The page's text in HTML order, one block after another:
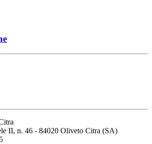
II, n. 46 - 84020 Oliveto Citra (SA)